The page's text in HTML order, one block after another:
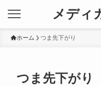
メディ
ホーム つま先下がり
つま先下がり